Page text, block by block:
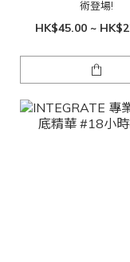
術登場!
HK$45.00 ~